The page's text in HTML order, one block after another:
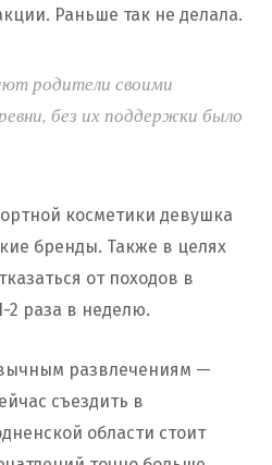
Раньше так не делала.
родители своими
без их поддержки было
косметики девушка
бренды. Также в целях
от походов в
2 раза в неделю.
развлечениям —
съездить в
области стоит